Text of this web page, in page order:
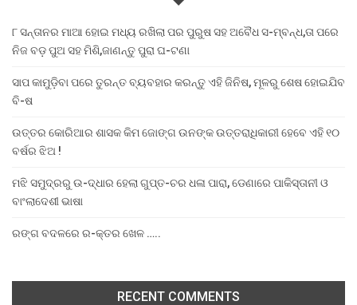
୮ ସନ୍ତାନର ମାଆ ହୋଇ ମଧ୍ୟ ରଖିଲା ପର ପୁରୁଷ ସହ ଅବୈଧ ସ-ମ୍ବନ୍ଧ,ତା ପରେ
ନିଜ ବଡ଼ ପୁଅ ସହ ମିଶି,ଜାଣନ୍ତୁ ପୁରା ଘ-ଟଣା
ସାପ କାମୁଡ଼ିବା ପରେ ତୁରନ୍ତ ବ୍ୟବହାର କରନ୍ତୁ ଏହି ଜିନିଷ, ମୂଳରୁ ଶେଷ ହୋଇଯିବ
ବି-ଷ
ଉତ୍ତର କୋରିଆର ଶାସକ କିମ ଜୋଙ୍ଗ ଉନଙ୍କ ଉତ୍ତରାଧିକାରୀ ହେବେ ଏହି ୧୦
ବର୍ଷର ଝିଅ !
ମଝି ସମୁଦ୍ରରୁ ଉ-ଦ୍ଧାର ହେଲା ଗୁପ୍ତ-ଚର ଧଳା ପାରା, ଡେଣାରେ ପାକିସ୍ତାନୀ ଓ
ବାଂଲାଦେଶୀ ଭାଷା
ରଙ୍ଗ ବଦଳରେ ର-କ୍ତର ଖେଳ …..
RECENT COMMENTS